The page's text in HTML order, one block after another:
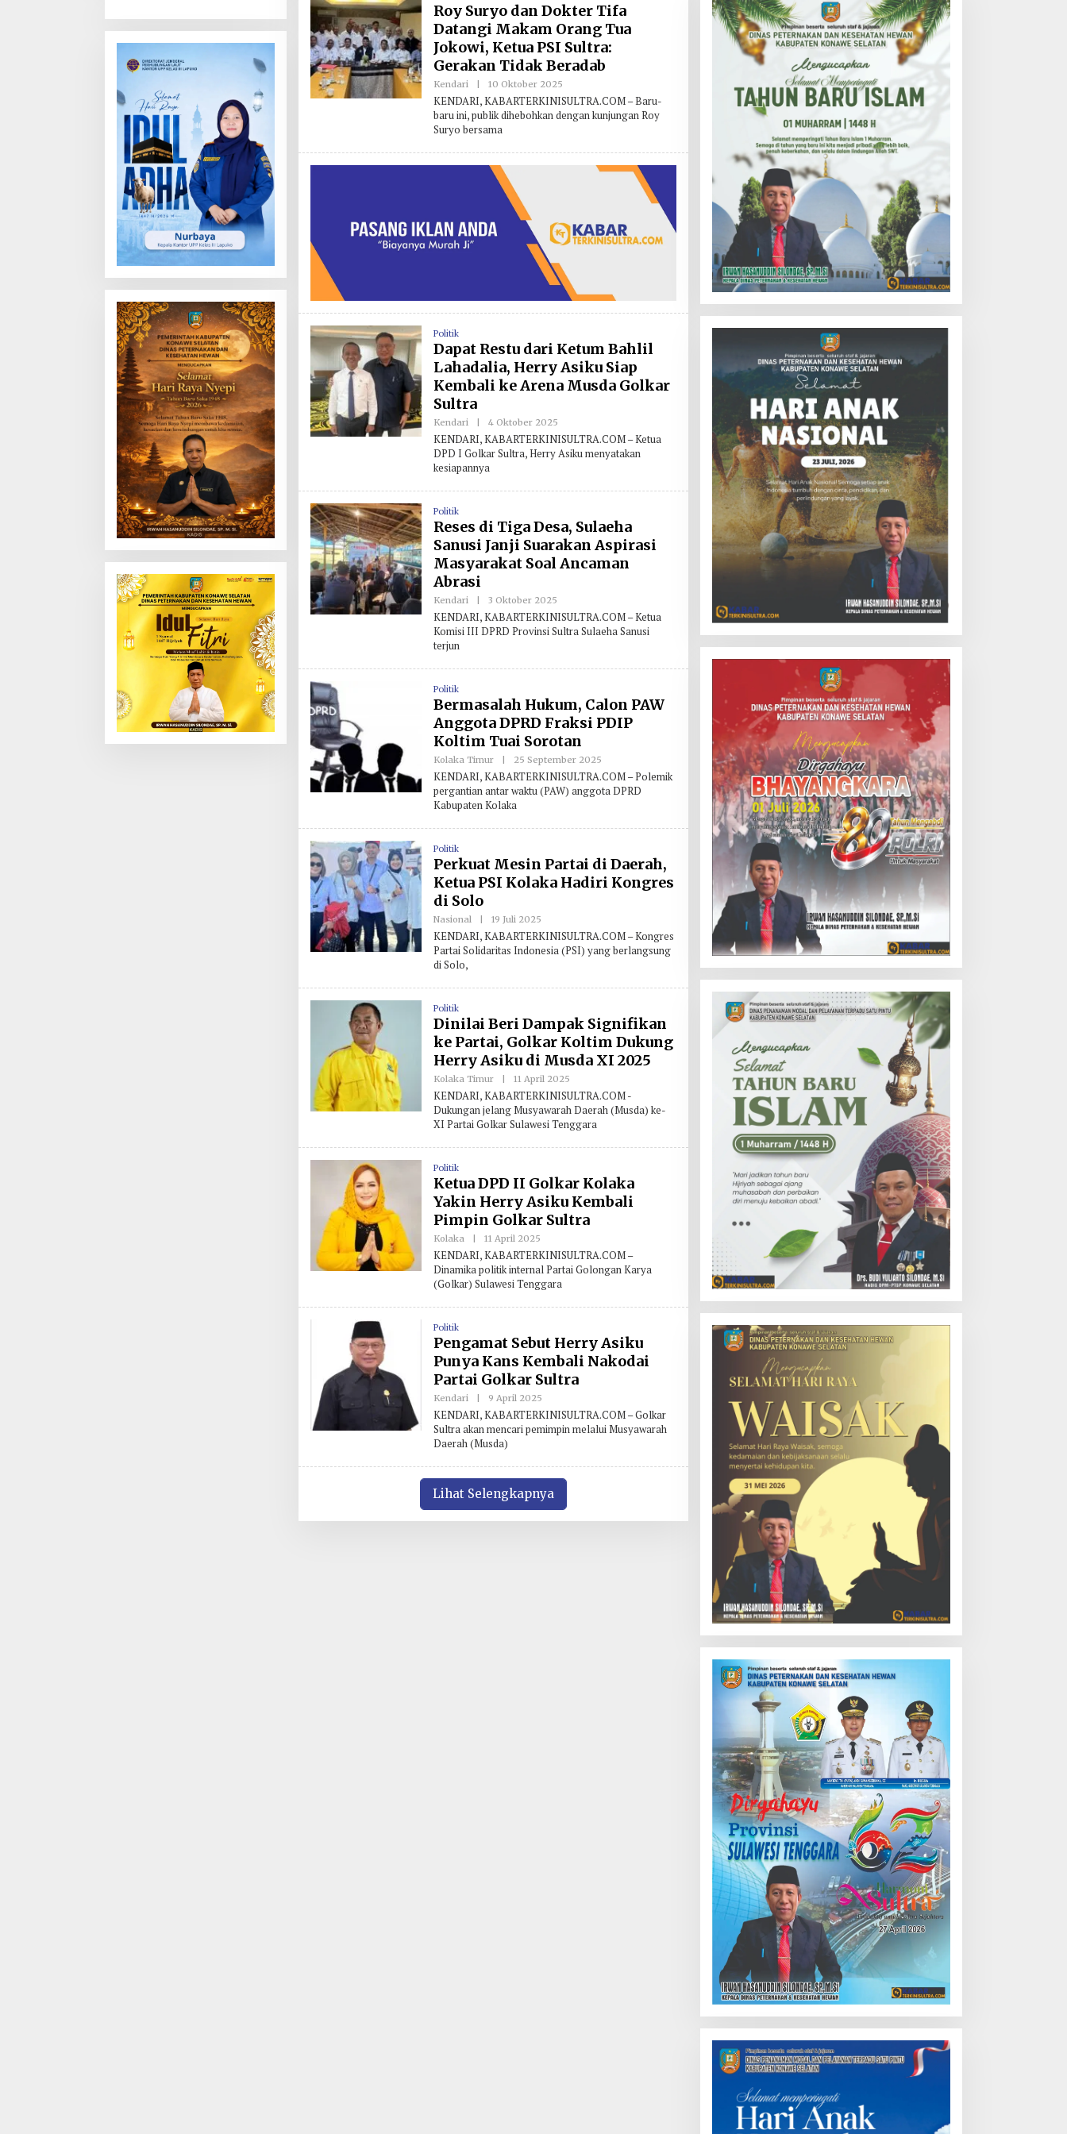
Roy Suryo dan Dokter Tifa
Datangi Makam Orang Tua
Jokowi, Ketua PSI Sultra:
Gerakan Tidak Beradab
Kendari 10 Oktober 2025
L
E
H
D
KENDARI, KABARTERKINISULTRA.COM – Baru-
baru ini, publik dihebohkan dengan kunjungan Roy
Suryo bersama
Politik
Dapat Restu dari Ketum Bahlil
Lahadalia, Herry Asiku Siap
Kembali ke Arena Musda Golkar
Sultra
Kendari | 4 Oktober 2025
L
E
H
D
S
I
KENDARI, KABARTERKINISULTRA.COM – Ketua
DPD I Golkar Sultra, Herry Asiku menyatakan
kesiapannya
Politik
Reses di Tiga Desa, Sulaeha
Sanusi Janji Suarakan Aspirasi
Masyarakat Soal Ancaman
Abrasi
Kendari | 3 Oktober 2025
L
E
H
D
S
I
KENDARI, KABARTERKINISULTRA.COM – Ketua
Komisi III DPRD Provinsi Sultra Sulaeha Sanusi
terjun
Politik
Bermasalah Hukum, Calon PAW
Anggota DPRD Fraksi PDIP
Koltim Tuai Sorotan
Kolaka Timur | 25 September 2025
L
E
H
D
S
I
KENDARI, KABARTERKINISULTRA.COM – Polemik
pergantian antar waktu (PAW) anggota DPRD
Kabupaten Kolaka
Politik
Perkuat Mesin Partai di Daerah,
Ketua PSI Kolaka Hadiri Kongres
di Solo
Nasional | 19 Juli 2025
L
E
H
D
S
I
KENDARI, KABARTERKINISULTRA.COM – Kongres
Partai Solidaritas Indonesia (PSI) yang berlangsung
di Solo,
Politik
Dinilai Beri Dampak Signifikan
ke Partai, Golkar Koltim Dukung
Herry Asiku di Musda XI 2025
Kolaka Timur | 11 April 2025
L
E
H
R
E
D
S
I
KENDARI, KABARTERKINISULTRA.COM -
Dukungan jelang Musyawarah Daerah (Musda) ke-
XI Partai Golkar Sulawesi Tenggara
Politik
Ketua DPD II Golkar Kolaka
Yakin Herry Asiku Kembali
Pimpin Golkar Sultra
Kolaka | 11 April 2025
L
E
H
R
E
D
S
I
KENDARI, KABARTERKINISULTRA.COM –
Dinamika politik internal Partai Golongan Karya
(Golkar) Sulawesi Tenggara
Politik
Pengamat Sebut Herry Asiku
Punya Kans Kembali Nakodai
Partai Golkar Sultra
Kendari | 9 April 2025
L
E
H
D
S
I
KENDARI, KABARTERKINISULTRA.COM – Golkar
Sultra akan mencari pemimpin melalui Musyawarah
Daerah (Musda)
Lihat Selengkapnya